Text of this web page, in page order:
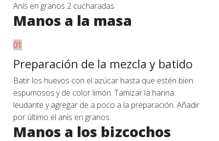
Anís en granos 2 cucharadas
Manos a la masa
01
Preparación de la mezcla y batido
Batir los huevos con el azúcar hasta que estén bien
espumosos y de color limón. Tamizar la harina
leudante y agregar de a poco a la preparación. Añadir
por último el anís en granos.
Manos a los bizcochos